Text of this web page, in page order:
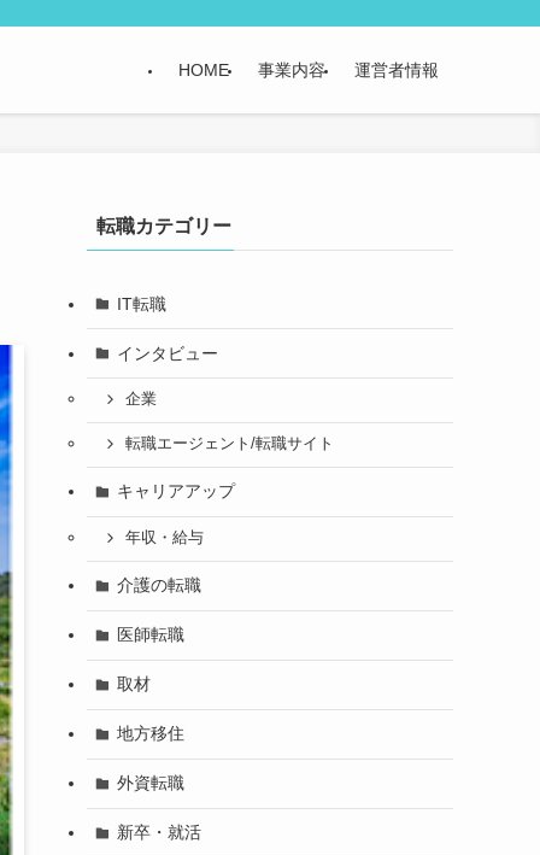
HOME 事業内容 運営者情報
転職カテゴリー
IT転職
インタビュー
企業
転職エージェント/転職サイト
キャリアアップ
年収・給与
介護の転職
医師転職
取材
地方移住
外資転職
新卒・就活